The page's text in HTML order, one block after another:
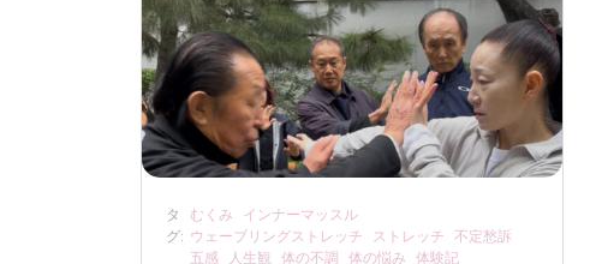
タ
グ:
むくみ
インナーマッスル
ウェーブリングストレッチ
ストレッチ 不定愁訴
五感
人生観 体の不調 体の悩み 体験記